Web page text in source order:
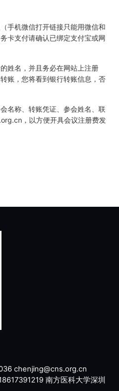
手机微信打开链接只能用微信和
卡支付请确认已绑定支付宝或网
姓名，并且务必在网站上注册
，您将看到银行转账信息，否
名称、转账凭证、参会姓名、联
，以方便开具会议注册费发
chenjing@cns.org.cn
南方医科大学深圳